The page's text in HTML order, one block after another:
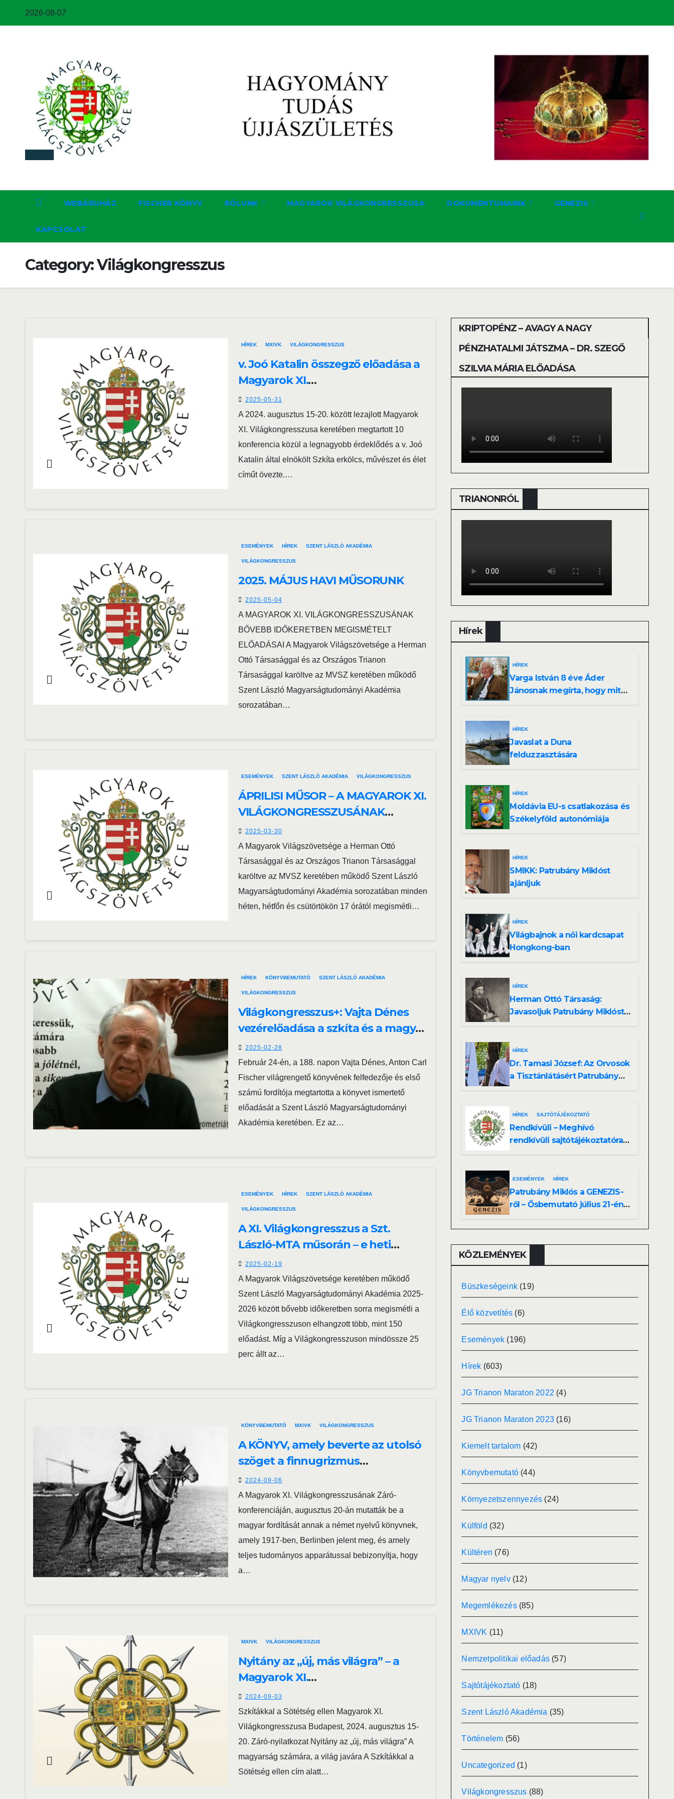
2026-08-07
WEBÁRUHÁZ FISCHER KÖNYV RÓLUNK MAGYAROK VILÁGKONGRESSZUSA DOKUMENTUMAINK GENEZIS
KAPCSOLAT
Category:Világkongresszus
HÍREK MXIVK VILÁGKONGRESSZUS
v. Joó Katalin összegző előadása a
Magyarok XI.
Világkongresszusának Szkíta
konferenciáján elhangzott
dolgozatokról
2025-05-31
A 2024. augusztus 15-20. között lezajlott Magyarok
XI. Világkongresszusa keretében megtartott 10
konferencia közül a legnagyobb érdeklődés a v. Joó
Katalin által elnökölt Szkíta erkölcs, művészet és élet
címűt övezte.…
ESEMÉNYEK HÍREK SZENT LÁSZLÓ AKADÉMIA
VILÁGKONGRESSZUS
2025. MÁJUS HAVI MŰSORUNK
2025-05-04
A MAGYAROK XI. VILÁGKONGRESSZUSÁNAK
BŐVEBB IDŐKERETBEN MEGISMÉTELT
ELŐADÁSAI A Magyarok Világszövetsége a Herman
Ottó Társasággal és az Országos Trianon
Társasággal karöltve az MVSZ keretében működő
Szent László Magyarságtudományi Akadémia
sorozatában…
ESEMÉNYEK SZENT LÁSZLÓ AKADÉMIA VILÁGKONGRESSZUS
ÁPRILISI MŰSOR – A MAGYAROK XI.
VILÁGKONGRESSZUSÁNAK
BŐVEBB IDŐKERETBEN
MEGISMÉTELT ELŐADÁSAI
2025-03-30
A Magyarok Világszövetsége a Herman Ottó
Társasággal és az Országos Trianon Társasággal
karöltve az MVSZ keretében működő Szent László
Magyarságtudományi Akadémia sorozatában minden
héten, hétfőn és csütörtökön 17 órától megismétli…
HÍREK KÖNYVBEMUTATÓ SZENT LÁSZLÓ AKADÉMIA
VILÁGKONGRESSZUS
Világkongresszus+: Vajta Dénes
vezérelőadása a szkíta és a magyar
nyelv azonosságát bizonyító
Fischer-könyvről
2025-02-28
Február 24-én, a 188. napon Vajta Dénes, Anton Carl
Fischer világrengető könyvének felfedezője és első
számú fordítója megtartotta a könyvet ismertető
előadását a Szent László Magyarságtudományi
Akadémia keretében. Ez az…
ESEMÉNYEK HÍREK SZENT LÁSZLÓ AKADÉMIA
VILÁGKONGRESSZUS
A XI. Világkongresszus a Szt.
László-MTA műsorán – e heti
előadások: Hermányos Mária
(hétfő) és Benedek Attila (szerda)
2025-02-19
A Magyarok Világszövetsége keretében működő
Szent László Magyarságtudományi Akadémia 2025-
2026 között bővebb időkeretben sorra megismétli a
Világkongresszuson elhangzott több, mint 150
előadást. Míg a Világkongresszuson mindössze 25
perc állt az…
KÖNYVBEMUTATÓ MXIVK VILÁGKONGRESSZUS
A KÖNYV, amely beverte az utolsó
szöget a finnugrizmus
koporsójába
2024-09-06
A Magyarok XI. Világkongresszusának Záró-
konferenciáján, augusztus 20-án mutatták be a
magyar fordítását annak a német nyelvű könyvnek,
amely 1917-ben, Berlinben jelent meg, és amely
teljes tudományos apparátussal bebizonyítja, hogy
a…
MXIVK VILÁGKONGRESSZUS
Nyitány az „új, más világra” – a
Magyarok XI.
Világkongresszusának Záró-
nyilatkozata
2024-09-03
Szkítákkal a Sötétség ellen Magyarok XI.
Világkongresszusa Budapest, 2024. augusztus 15-
20. Záró-nyilatkozat Nyitány az „új, más világra” A
magyarság számára, a világ javára A Szkítákkal a
Sötétség ellen cím alatt…
KRIPTOPÉNZ – AVAGY A NAGY
PÉNZHATALMI JÁTSZMA – DR. SZEGŐ
SZILVIA MÁRIA ELŐADÁSA
TRIANONRÓL
Hírek
HÍREK
Varga István 8 éve Áder
Jánosnak megírta, hogy mit
HÍREK
Javaslat a Duna
felduzzasztására
HÍREK
Moldávia EU-s csatlakozása és
Székelyföld autonómiája
HÍREK
SMIKK: Patrubány Miklóst
ajánljuk
HÍREK
Világbajnok a női kardcsapat
Hongkong-ban
HÍREK
Herman Ottó Társaság:
Javasoljuk Patrubány Miklóst
HÍREK
Dr. Tamasi József: Az Orvosok
a Tisztánlátásért Patrubány
HÍREK SAJTÓTÁJÉKOZTATÓ
Rendkívüli – Meghívó
rendkívüli sajtótájékoztatóra –
rendszerét ért támadás
ESEMÉNYEK HÍREK
Patrubány Miklós a GENEZIS-
ről – Ősbemutató július 21-én,
KÖZLEMÉNYEK
Büszkeségeink(19)
Élő közvetítés (6)
Események (196)
Hírek (603)
JG Trianon Maraton 2022 (4)
JG Trianon Maraton 2023(16)
Kiemelt tartalom (42)
Könyvbemutató(44)
Környezetszennyezés (24)
Külföld (32)
Kültéren (76)
Magyar nyelv(12)
Megemlékezés(85)
MXIVK (11)
Nemzetpolitikai előadás(57)
Sajtótájékoztató (18)
Szent László Akadémia (35)
Történelem (56)
Uncategorized (1)
Világkongresszus (88)